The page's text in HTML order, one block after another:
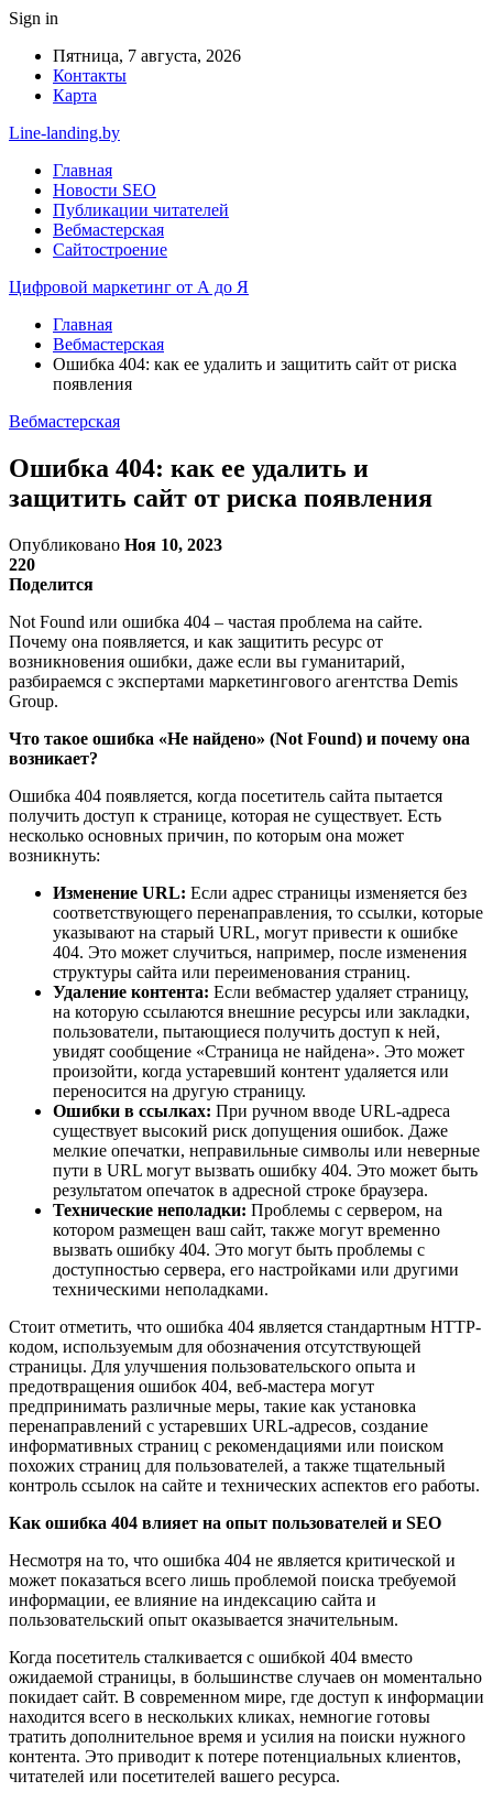
Sign in
Пятница, 7 августа, 2026
Контакты
Карта
Line-landing.by
Главная
Новости SEO
Публикации читателей
Вебмастерская
Сайтостроение
Цифровой маркетинг от А до Я
Главная
Вебмастерская
Ошибка 404: как ее удалить и защитить сайт от риска
появления
Вебмастерская
Ошибка 404: как ее удалить и
защитить сайт от риска появления
Опубликовано Ноя 10, 2023
220
Поделится
Not Found или ошибка 404 – частая проблема на сайте.
Почему она появляется, и как защитить ресурс от
возникновения ошибки, даже если вы гуманитарий,
разбираемся с экспертами маркетингового агентства Demis
Group.
Что такое ошибка «Не найдено» (Not Found) и почему она
возникает?
Ошибка 404 появляется, когда посетитель сайта пытается
получить доступ к странице, которая не существует. Есть
несколько основных причин, по которым она может
возникнуть:
Изменение URL: Если адрес страницы изменяется без
соответствующего перенаправления, то ссылки, которые
указывают на старый URL, могут привести к ошибке
404. Это может случиться, например, после изменения
структуры сайта или переименования страниц.
Удаление контента: Если вебмастер удаляет страницу,
на которую ссылаются внешние ресурсы или закладки,
пользователи, пытающиеся получить доступ к ней,
увидят сообщение «Страница не найдена». Это может
произойти, когда устаревший контент удаляется или
переносится на другую страницу.
Ошибки в ссылках: При ручном вводе URL-адреса
существует высокий риск допущения ошибок. Даже
мелкие опечатки, неправильные символы или неверные
пути в URL могут вызвать ошибку 404. Это может быть
результатом опечаток в адресной строке браузера.
Технические неполадки: Проблемы с сервером, на
котором размещен ваш сайт, также могут временно
вызвать ошибку 404. Это могут быть проблемы с
доступностью сервера, его настройками или другими
техническими неполадками.
Стоит отметить, что ошибка 404 является стандартным HTTP-
кодом, используемым для обозначения отсутствующей
страницы. Для улучшения пользовательского опыта и
предотвращения ошибок 404, веб-мастера могут
предпринимать различные меры, такие как установка
перенаправлений с устаревших URL-адресов, создание
информативных страниц с рекомендациями или поиском
похожих страниц для пользователей, а также тщательный
контроль ссылок на сайте и технических аспектов его работы.
Как ошибка 404 влияет на опыт пользователей и SEO
Несмотря на то, что ошибка 404 не является критической и
может показаться всего лишь проблемой поиска требуемой
информации, ее влияние на индексацию сайта и
пользовательский опыт оказывается значительным.
Когда посетитель сталкивается с ошибкой 404 вместо
ожидаемой страницы, в большинстве случаев он моментально
покидает сайт. В современном мире, где доступ к информации
находится всего в нескольких кликах, немногие готовы
тратить дополнительное время и усилия на поиски нужного
контента. Это приводит к потере потенциальных клиентов,
читателей или посетителей вашего ресурса.